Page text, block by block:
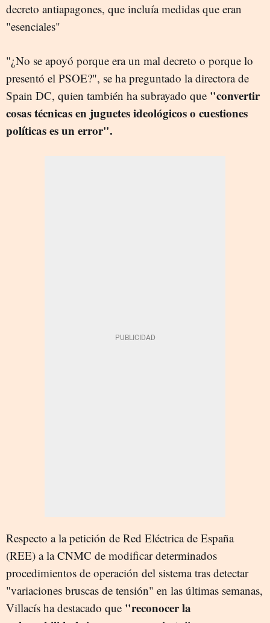
decreto antiapagones, que incluía medidas que eran
"esenciales"
"¿No se apoyó porque era un mal decreto o porque lo
presentó el PSOE?", se ha preguntado la directora de
Spain DC, quien también ha subrayado que "convertir
cosas técnicas en juguetes ideológicos o cuestiones
políticas es un error".
Respecto a la petición de Red Eléctrica de España
(REE) a la CNMC de modificar determinados
procedimientos de operación del sistema tras detectar
"variaciones bruscas de tensión" en las últimas semanas,
Villacís ha destacado que "reconocer la